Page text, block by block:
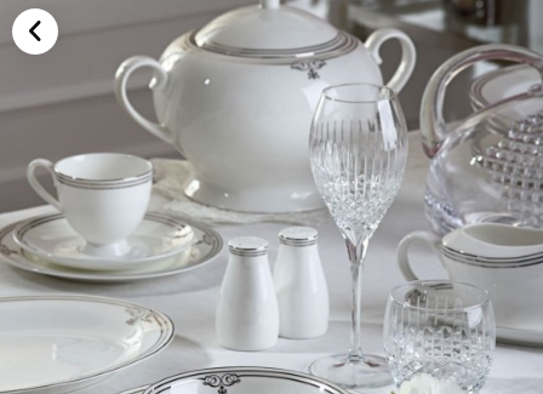
Cam Ürünler
Servis Setleri
Mutfak Tekstili
Mutfak Aksesuarları